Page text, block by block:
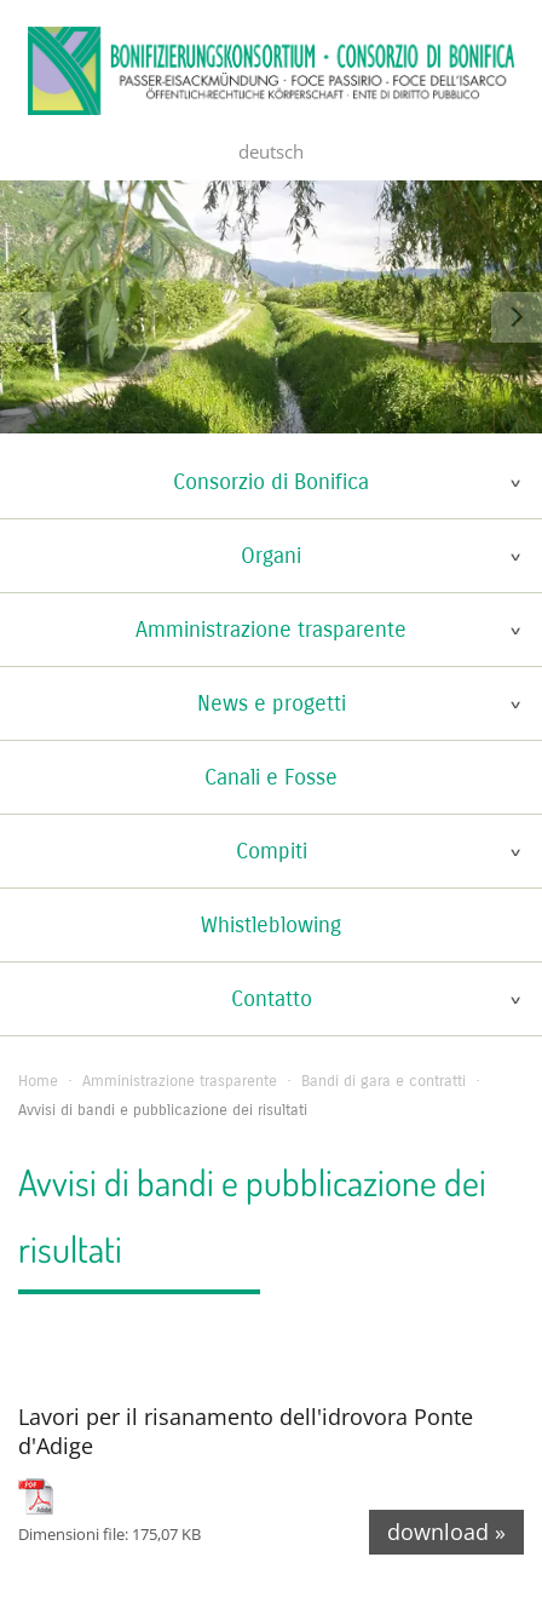
deutsch
Consorzio di Bonifica
Organi
Amministrazione trasparente
News e progetti
Canali e Fosse
Compiti
Whistleblowing
Contatto
Home · Amministrazione trasparente · Bandi di gara e contratti ·
Avvisi di bandi e pubblicazione dei risultati
Avvisi di bandi e pubblicazione dei
risultati
Lavori per il risanamento dell'idrovora Ponte
d'Adige
Dimensioni file: 175,07 KB download »